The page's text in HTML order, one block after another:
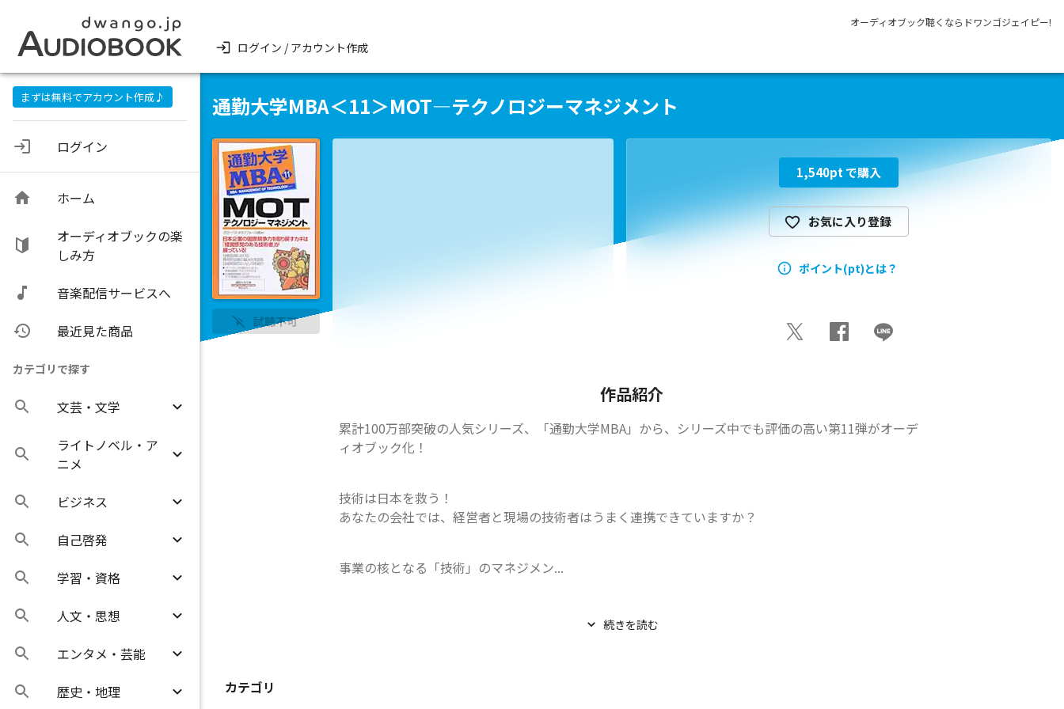
オーディオブック聴くならドワンゴジェイピー!
ログイン / アカウント作成
まずは無料でアカウント作成♪
ログイン
ホーム
オーディオブックの楽
しみ方
音楽配信サービスへ
最近見た商品
カテゴリで探す
文芸・文学
ライトノベル・ア
ニメ
ビジネス
自己啓発
学習・資格
人文・思想
エンタメ・芸能
歴史・地理
通勤大学MBA＜11＞MOT―テクノロジーマネジメント
試聴不可
1,540pt で購入
お気に入り登録
ポイント(pt)とは？
作品紹介
累計100万部突破の人気シリーズ、「通勤大学MBA」から、シリーズ中でも評価の高い第11弾がオーデ
ィオブック化！
技術は日本を救う！
あなたの会社では、経営者と現場の技術者はうまく連携できていますか？
事業の核となる「技術」のマネジメン...
続きを読む
カテゴリ